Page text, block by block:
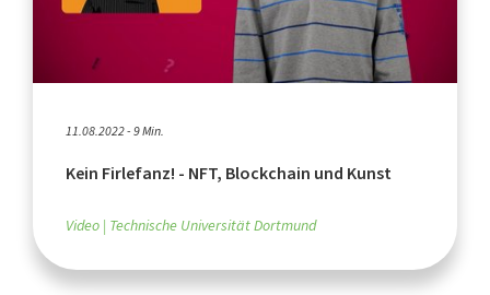
11.08.2022 - 9 Min.
Kein Firlefanz! - NFT, Blockchain und Kunst
Video Technische Universität Dortmund